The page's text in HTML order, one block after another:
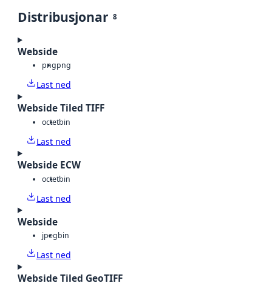
Distribusjonar 8
Webside
pngpng
Last ned
Webside Tiled TIFF
octetbin
Last ned
Webside ECW
octetbin
Last ned
Webside
jpegbin
Last ned
Webside Tiled GeoTIFF